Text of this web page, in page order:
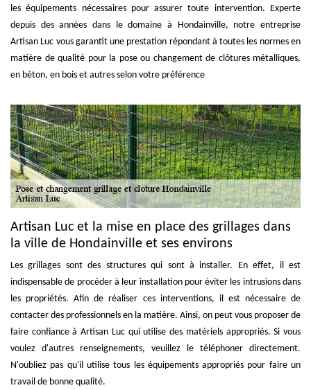
les équipements nécessaires pour assurer toute intervention. Experte
depuis des années dans le domaine à Hondainville, notre entreprise
Artisan Luc vous garantit une prestation répondant à toutes les normes en
matière de qualité pour la pose ou changement de clôtures métalliques,
en béton, en bois et autres selon votre préférence
Artisan Luc et la mise en place des grillages dans
la ville de Hondainville et ses environs
Les grillages sont des structures qui sont à installer. En effet, il est
indispensable de procéder à leur installation pour éviter les intrusions dans
les propriétés. Afin de réaliser ces interventions, il est nécessaire de
contacter des professionnels en la matière. Ainsi, on peut vous proposer de
faire confiance à Artisan Luc qui utilise des matériels appropriés. Si vous
voulez d'autres renseignements, veuillez le téléphoner directement.
N'oubliez pas qu'il utilise tous les équipements appropriés pour faire un
travail de bonne qualité.